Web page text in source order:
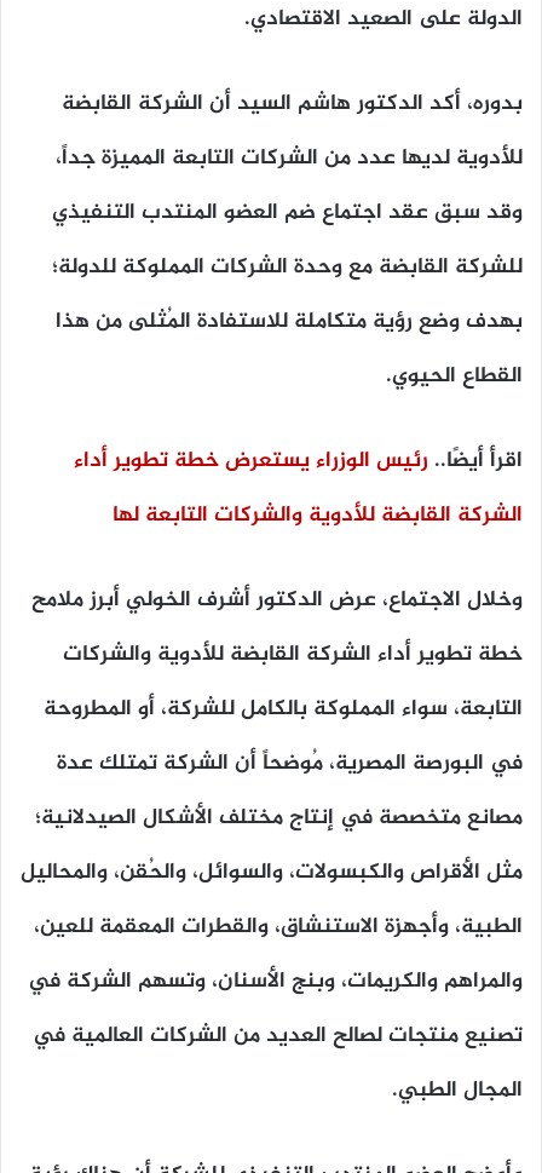
الدولة على الصعيد الاقتصادي.
بدوره، أكد الدكتور هاشم السيد أن الشركة القابضة
للأدوية لديها عدد من الشركات التابعة المميزة جداً،
وقد سبق عقد اجتماع ضم العضو المنتدب التنفيذي
للشركة القابضة مع وحدة الشركات المملوكة للدولة؛
بهدف وضع رؤية متكاملة للاستفادة المُثلى من هذا
القطاع الحيوي.
اقرأ أيضًا.. رئيس الوزراء يستعرض خطة تطوير أداء
الشركة القابضة للأدوية والشركات التابعة لها
وخلال الاجتماع، عرض الدكتور أشرف الخولي أبرز ملامح
خطة تطوير أداء الشركة القابضة للأدوية والشركات
التابعة، سواء المملوكة بالكامل للشركة، أو المطروحة
في البورصة المصرية، مُوضحاً أن الشركة تمتلك عدة
مصانع متخصصة في إنتاج مختلف الأشكال الصيدلانية؛
مثل الأقراص والكبسولات، والسوائل، والحُقن، والمحاليل
الطبية، وأجهزة الاستنشاق، والقطرات المعقمة للعين،
والمراهم والكريمات، وبنج الأسنان، وتسهم الشركة في
تصنيع منتجات لصالح العديد من الشركات العالمية في
المجال الطبي.